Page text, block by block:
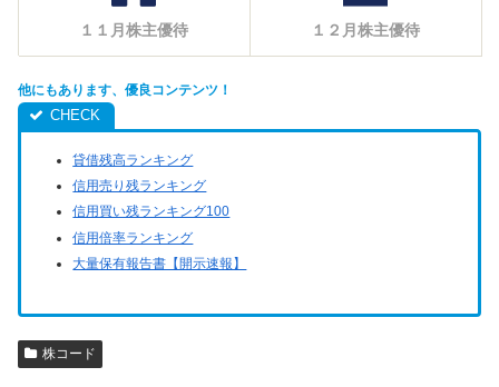
１１月株主優待 １２月株主優待
他にもあります、優良コンテンツ！
貸借残高ランキング
信用売り残ランキング
信用買い残ランキング100
信用倍率ランキング
大量保有報告書【開示速報】
株コード